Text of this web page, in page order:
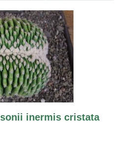
inermis cristata